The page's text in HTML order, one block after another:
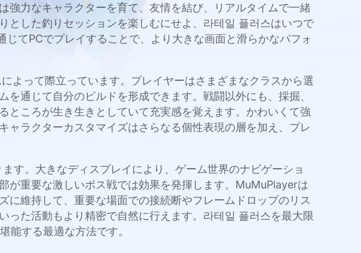
強力なキャラクターを育て、友情を結び、リアルタイムで一緒
とした釣りセッションを楽しむにせよ、라테일 플러스はいつで
てPCでプレイすることで、より大きな画面と滑らかなパフォ
よって際立っています。プレイヤーはさまざまなクラスから選
通じて自分のビルドを形成できます。戦闘以外にも、採掘、
ころが生き生きとしていて充実感を覚えます。かわいくて強
ラクターカスタマイズはさらなる個性表現の層を加え、プレ
す。大きなディスプレイにより、ゲーム世界のナビゲーショ
が重要な激しいボス戦では効果を発揮します。MuMuPlayerは
維持して、重要な場面での接続断やフレームドロップのリス
た活動もより精密で自然に行えます。라테일 플러스を最大限
能する最適な方法です。